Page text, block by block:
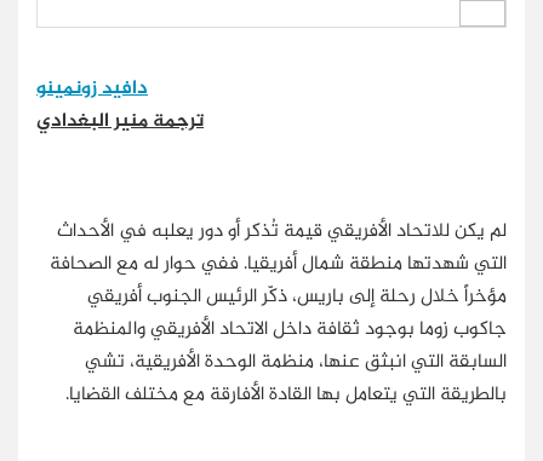
دافيد زونمينو
ترجمة منير البغدادي
لم يكن للاتحاد الأفريقي قيمة تُذكر أو دور يعلبه في الأحداث
التي شهدتها منطقة شمال أفريقيا. ففي حوار له مع الصحافة
مؤخراً خلال رحلة إلى باريس، ذكّر الرئيس الجنوب أفريقي
جاكوب زوما بوجود ثقافة داخل الاتحاد الأفريقي والمنظمة
السابقة التي انبثق عنها، منظمة الوحدة الأفريقية، تشي
بالطريقة التي يتعامل بها القادة الأفارقة مع مختلف القضايا.